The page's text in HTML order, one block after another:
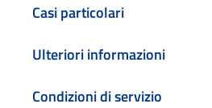
Casi particolari
Ulteriori informazioni
Condizioni di servizio